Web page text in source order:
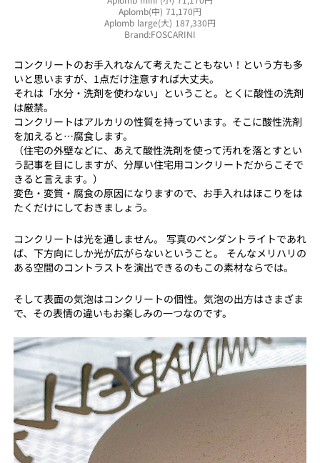
Aplomb(中) 71,170円
Aplomb large(大) 187,330円
Brand:FOSCARINI
コンクリートのお手入れなんて考えたこともない！という方も多
いと思いますが、1点だけ注意すれば大丈夫。
それは「水分・洗剤を使わない」ということ。とくに酸性の洗剤
は厳禁。
コンクリートはアルカリの性質を持っています。そこに酸性洗剤
を加えると…腐食します。
（住宅の外壁などに、あえて酸性洗剤を使って汚れを落とすとい
う記事を目にしますが、分厚い住宅用コンクリートだからこそで
きると言えます。）
変色・変質・腐食の原因になりますので、お手入れはほこりをは
たくだけにしておきましょう。
コンクリートは光を通しません。 写真のペンダントライトであれ
ば、下方向にしか光が広がらないということ。 そんなメリハリの
ある空間のコントラストを演出できるのもこの素材ならでは。
そして表面の気泡はコンクリートの個性。気泡の出方はさまざま
で、その表情の違いもお楽しみの一つなのです。